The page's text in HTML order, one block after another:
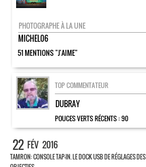
PHOTOGRAPHE À LA UNE
MICHEL06
51 MENTIONS "J'AIME"
TOP COMMENTATEUR
DUBRAY
POUCES VERTS RÉCENTS :90
22 FÉV 2016
TAMRON: CONSOLE TAP-IN. LE DOCK USB DE RÉGLAGES DES